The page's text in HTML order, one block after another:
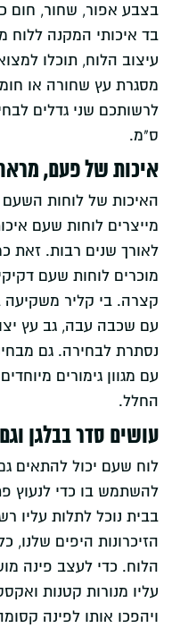
בצבע אפור, שחור, חום
בד איכותי המקנה ללוח
עיצוב הלוח, תוכלו
מסגרת עץ שחורה או
ס"מ.
איכות של פעם,
האיכות של לוחות
מייצרים לוחות שעם
לאורך שנים רבות. זאת
מוכרים לוחות שעם
קצרה. בי קליר משקיעה
עם שכבה עבה, גב עץ
נסתרת לבחירה. גם
עם מגוון גימורים
החלל.
עושים סדר בבלגן
לוח שעם יכול להתאים
להשתמש בו כדי לנעוץ
בבית נוכל לתלות עליו
הזיכרונות היפים שלנו,
הלוח. כדי לעצב פינה
עליו מנורות קטנות
ויהפכו אותו לפינה